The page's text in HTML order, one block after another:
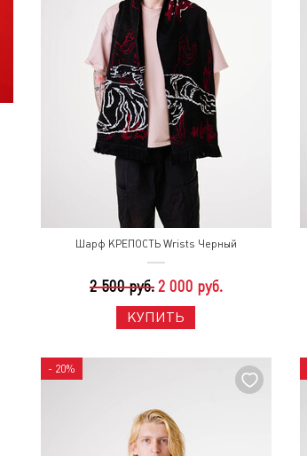
Шарф КРЕПОСТЬ Wrists Черный
2 500 руб. 2 000 руб.
КУПИТЬ
- 20%